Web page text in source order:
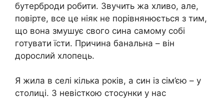
бутерброди робити. Звучить жа хливо, але,
повірте, все це ніяк не порівнянюється з тим,
що вона змушує свого сина самому собі
готувати їсти. Причина банальна – він
дорослий хлопець.
Я жила в селі кілька років, а син із сім’єю – у
столиці. З невісткою стосунки у нас